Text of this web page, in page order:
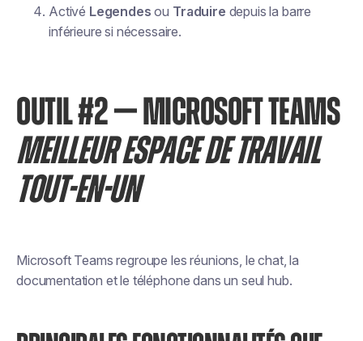
Activé Legendes ou Traduire depuis la barre
inférieure si nécessaire.
OUTIL #2 — MICROSOFT TEAMS
MEILLEUR ESPACE DE TRAVAIL
TOUT-EN-UN
Microsoft Teams regroupe les réunions, le chat, la
documentation et le téléphone dans un seul hub.